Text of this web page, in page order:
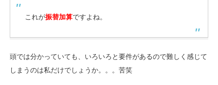
これが振替加算ですよね。
頭では分かっていても、いろいろと要件があるので難しく感じて
しまうのは私だけでしょうか。。。苦笑